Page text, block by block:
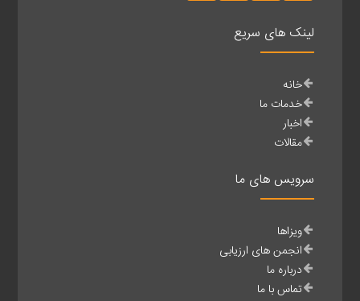
لینک های سریع
خانه
خدمات ما
اخبار
مقالات
سرویس های ما
ویزاها
انجمن های ارزیابی
درباره ما
تماس با ما